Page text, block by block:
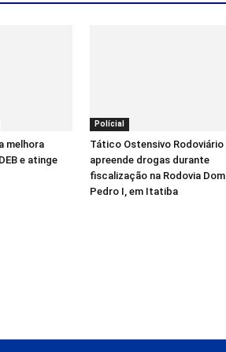
melhora
e atinge
Polícial
Tático Ostensivo Rodoviário
apreende drogas durante
fiscalização na Rodovia Dom
Pedro I, em Itatiba